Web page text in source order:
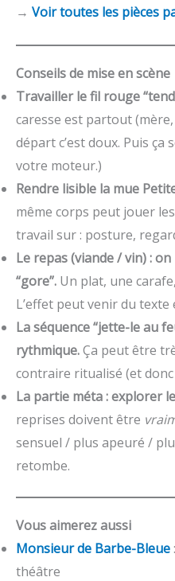
→ Voir toutes les pièces
Conseils de mise en scène
Travailler le fil rouge
caresse est partout
départ c’est doux. Puis ça
votre moteur.)
Rendre lisible la mue
même corps peut jouer
travail sur : posture,
Le repas (viande / vin) :
“gore”. Un plat, une
L’effet peut venir du texte
La séquence “jette-le au
rythmique.Ça peut être
contraire ritualisé (et
La partie méta : explorer
reprises doivent être
sensuel / plus apeuré /
retombe.
Vous aimerez aussi
Monsieur de Barbe-Bleue
théâtre